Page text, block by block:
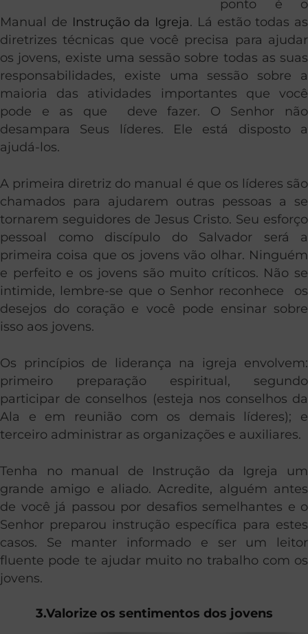
ponto é o
Manual de Instrução da Igreja. Lá estão todas as
diretrizes técnicas que você precisa para ajudar
os jovens, existe uma sessão sobre todas as suas
responsabilidades, existe uma sessão sobre a
maioria das atividades importantes que você
pode e as que deve fazer. O Senhor não
desampara Seus líderes. Ele está disposto a
ajudá-los.
A primeira diretriz do manual é que os líderes são
chamados para ajudarem outras pessoas a se
tornarem seguidores de Jesus Cristo. Seu esforço
pessoal como discípulo do Salvador será a
primeira coisa que os jovens vão olhar. Ninguém
e perfeito e os jovens são muito críticos. Não se
intimide, lembre-se que o Senhor reconhece os
desejos do coração e você pode ensinar sobre
isso aos jovens.
Os princípios de liderança na igreja envolvem:
primeiro preparação espiritual, segundo
participar de conselhos (esteja nos conselhos da
Ala e em reunião com os demais líderes); e
terceiro administrar as organizações e auxiliares.
Tenha no manual de Instrução da Igreja um
grande amigo e aliado. Acredite, alguém antes
de você já passou por desafios semelhantes e o
Senhor preparou instrução específica para estes
casos. Se manter informado e ser um leitor
fluente pode te ajudar muito no trabalho com os
jovens.
3.Valorize os sentimentos dos jovens